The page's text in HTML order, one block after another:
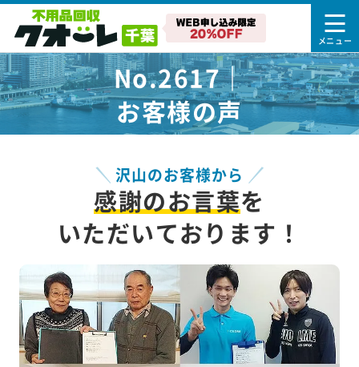
No.2617｜
お客様の声
沢山のお客様から
感謝のお言葉を
いただいております！